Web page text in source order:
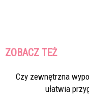
ZOBACZ TEŻ
Czy zewnętrzna
ułatwia